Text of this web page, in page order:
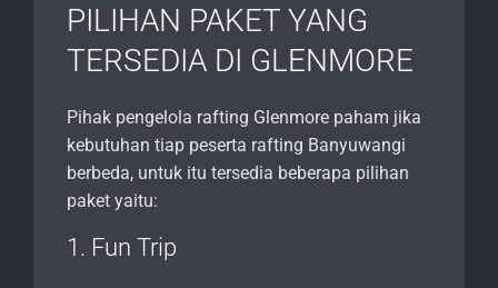
PILIHAN PAKET YANG
TERSEDIA DI GLENMORE
Pihak pengelola rafting Glenmore paham jika
kebutuhan tiap peserta rafting Banyuwangi
berbeda, untuk itu tersedia beberapa pilihan
paket yaitu:
1. Fun Trip